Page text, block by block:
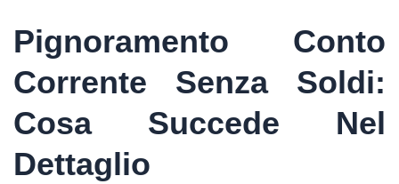
Pignoramento Conto
Corrente Senza Soldi:
Cosa Succede Nel
Dettaglio